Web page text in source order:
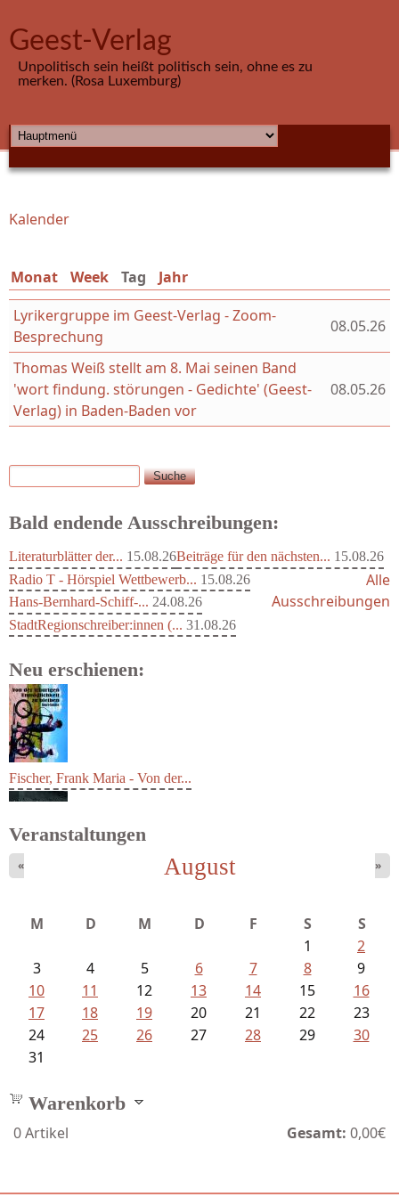
Geest-Verlag
Unpolitisch sein heißt politisch sein, ohne es zu
merken. (Rosa Luxemburg)
HAUPTMENÜ
Sie sind hier
Kalender
Monat Week Tag (aktiver Reiter)
Jahr
Lyrikergruppe im Geest-Verlag - Zoom-
Besprechung
08.05.26
Thomas Weiß stellt am 8. Mai seinen Band
'wort findung. störungen - Gedichte' (Geest-
Verlag) in Baden-Baden vor
08.05.26
Suchformular
Suche
Bald endende Ausschreibungen:
Literaturblätter der... 15.08.26Beiträge für den nächsten... 15.08.26
Radio T - Hörspiel Wettbewerb... 15.08.26
Hans-Bernhard-Schiff-... 24.08.26
StadtRegionschreiber:innen (... 31.08.26
Alle
Ausschreibungen
Neu erschienen:
Fischer, Frank Maria - Von der...
Veranstaltungen
August
« »
M D M D F S
S
1
2
3
4 5 6 7 8
9
10
11 12 13 14 15
16
17
18 19 20 21 22
23
24
25 26 27 28 29
30
31
Warenkorb
0Artikel Gesamt: 0,00€